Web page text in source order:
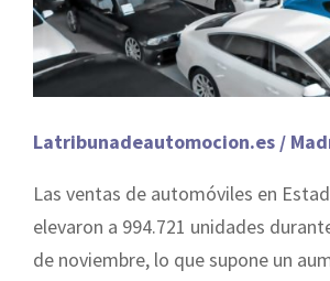
Latribunadeautomocion.es /
Las ventas de automóviles en
elevaron a 994.721 unidades
de noviembre, lo que supone un